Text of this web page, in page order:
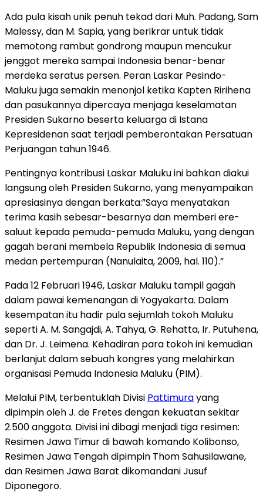
Ada pula kisah unik penuh tekad dari Muh. Padang, Sam
Malessy, dan M. Sapia, yang berikrar untuk tidak
memotong rambut gondrong maupun mencukur
jenggot mereka sampai Indonesia benar-benar
merdeka seratus persen. Peran Laskar Pesindo-
Maluku juga semakin menonjol ketika Kapten Ririhena
dan pasukannya dipercaya menjaga keselamatan
Presiden Sukarno beserta keluarga di Istana
Kepresidenan saat terjadi pemberontakan Persatuan
Perjuangan tahun 1946.
Pentingnya kontribusi Laskar Maluku ini bahkan diakui
langsung oleh Presiden Sukarno, yang menyampaikan
apresiasinya dengan berkata:”Saya menyatakan
terima kasih sebesar-besarnya dan memberi ere­
saluut kepada pemuda-pemuda Maluku, yang dengan
gagah berani membela Republik Indonesia di semua
medan pertempuran (Nanulaita, 2009, hal. 110).”
Pada 12 Februari 1946, Laskar Maluku tampil gagah
dalam pawai kemenangan di Yogyakarta. Dalam
kesempatan itu hadir pula sejumlah tokoh Maluku
seperti A. M. Sangajdi, A. Tahya, G. Rehatta, Ir. Putuhena,
dan Dr. J. Leimena. Kehadiran para tokoh ini kemudian
berlanjut dalam sebuah kongres yang melahirkan
organisasi Pemuda Indonesia Maluku (PIM).
Melalui PIM, terbentuklah Divisi Pattimurayang
dipimpin oleh J. de Fretes dengan kekuatan sekitar
2.500 anggota. Divisi ini dibagi menjadi tiga resimen:
Resimen Jawa Timur di bawah komando Kolibonso,
Resimen Jawa Tengah dipimpin Thom Sahusilawane,
dan Resimen Jawa Barat dikomandani Jusuf
Diponegoro.